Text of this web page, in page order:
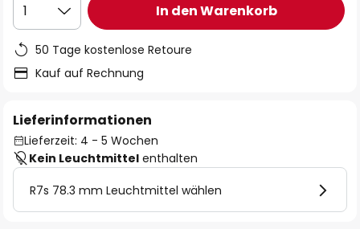
1 In den Warenkorb
50 Tage kostenlose Retoure
Kauf auf Rechnung
Lieferinformationen
Lieferzeit: 4 - 5 Wochen
Kein Leuchtmittel enthalten
R7s 78.3 mm Leuchtmittel wählen